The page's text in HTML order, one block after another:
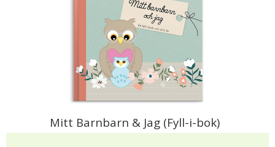
Mitt Barnbarn & Jag (Fyll-i-bok)